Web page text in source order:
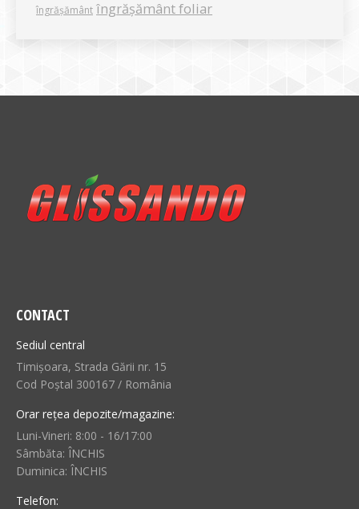
îngrășământ îngrășământ foliar
CONTACT
Sediul central
Timișoara, Strada Gării nr. 15
Cod Poștal 300167 / România
Orar rețea depozite/magazine:
Luni-Vineri: 8:00 - 16/17:00
Sâmbăta: ÎNCHIS
Duminica: ÎNCHIS
Telefon: